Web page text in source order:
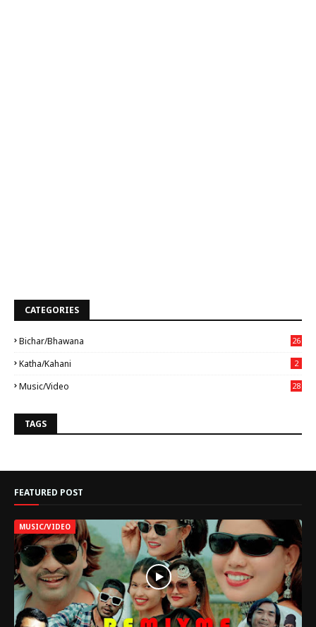
CATEGORIES
Bichar/bhawana 26
Katha/Kahani 2
Music/Video 28
TAGS
FEATURED POST
MUSIC/VIDEO